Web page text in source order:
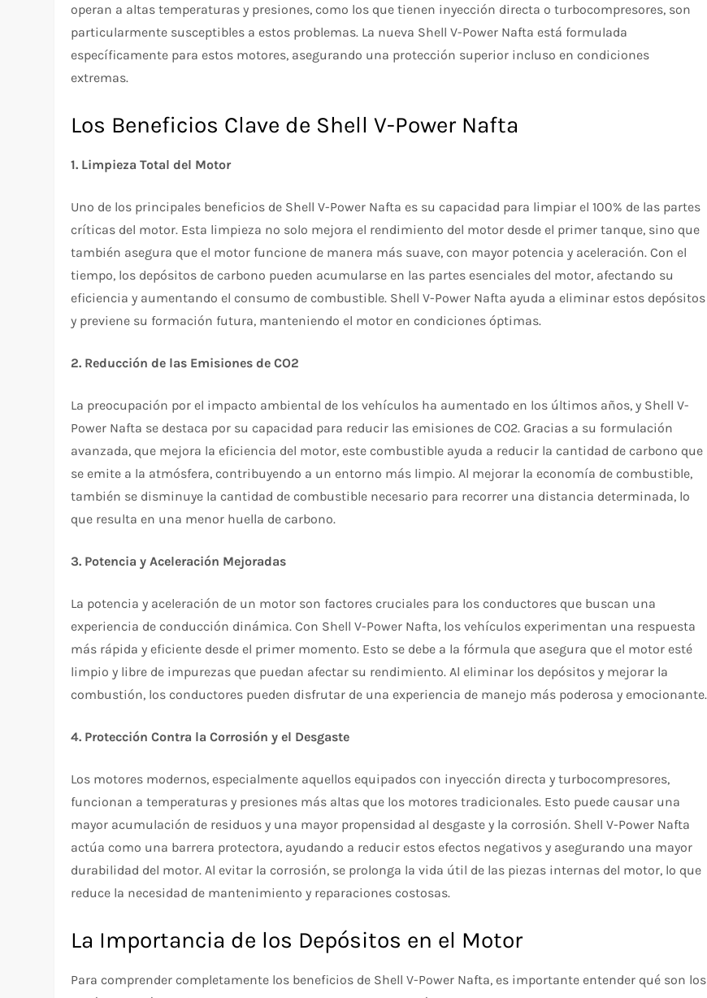
operan a altas temperaturas y presiones, como los que tienen inyección directa o turbocompresores, son
particularmente susceptibles a estos problemas. La nueva Shell V-Power Nafta está formulada
específicamente para estos motores, asegurando una protección superior incluso en condiciones
extremas.
Los Beneficios Clave de Shell V-Power Nafta
1. Limpieza Total del Motor
Uno de los principales beneficios de Shell V-Power Nafta es su capacidad para limpiar el 100% de las partes
críticas del motor. Esta limpieza no solo mejora el rendimiento del motor desde el primer tanque, sino que
también asegura que el motor funcione de manera más suave, con mayor potencia y aceleración. Con el
tiempo, los depósitos de carbono pueden acumularse en las partes esenciales del motor, afectando su
eficiencia y aumentando el consumo de combustible. Shell V-Power Nafta ayuda a eliminar estos depósitos
y previene su formación futura, manteniendo el motor en condiciones óptimas.
2. Reducción de las Emisiones de CO2
La preocupación por el impacto ambiental de los vehículos ha aumentado en los últimos años, y Shell V-
Power Nafta se destaca por su capacidad para reducir las emisiones de CO2. Gracias a su formulación
avanzada, que mejora la eficiencia del motor, este combustible ayuda a reducir la cantidad de carbono que
se emite a la atmósfera, contribuyendo a un entorno más limpio. Al mejorar la economía de combustible,
también se disminuye la cantidad de combustible necesario para recorrer una distancia determinada, lo
que resulta en una menor huella de carbono.
3. Potencia y Aceleración Mejoradas
La potencia y aceleración de un motor son factores cruciales para los conductores que buscan una
experiencia de conducción dinámica. Con Shell V-Power Nafta, los vehículos experimentan una respuesta
más rápida y eficiente desde el primer momento. Esto se debe a la fórmula que asegura que el motor esté
limpio y libre de impurezas que puedan afectar su rendimiento. Al eliminar los depósitos y mejorar la
combustión, los conductores pueden disfrutar de una experiencia de manejo más poderosa y emocionante.
4. Protección Contra la Corrosión y el Desgaste
Los motores modernos, especialmente aquellos equipados con inyección directa y turbocompresores,
funcionan a temperaturas y presiones más altas que los motores tradicionales. Esto puede causar una
mayor acumulación de residuos y una mayor propensidad al desgaste y la corrosión. Shell V-Power Nafta
actúa como una barrera protectora, ayudando a reducir estos efectos negativos y asegurando una mayor
durabilidad del motor. Al evitar la corrosión, se prolonga la vida útil de las piezas internas del motor, lo que
reduce la necesidad de mantenimiento y reparaciones costosas.
La Importancia de los Depósitos en el Motor
Para comprender completamente los beneficios de Shell V-Power Nafta, es importante entender qué son los